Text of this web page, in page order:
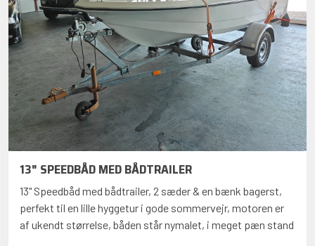
13" SPEEDBÅD MED BÅDTRAILER
13" Speedbåd med bådtrailer, 2 sæder & en bænk bagerst,
perfekt til en lille hyggetur i gode sommervejr, motoren er
af ukendt størrelse, båden står nymalet, i meget pæn stand